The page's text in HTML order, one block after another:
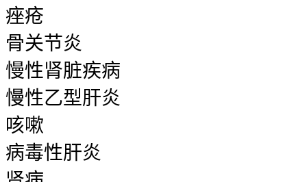
痤疮
骨关节炎
慢性肾脏疾病
慢性乙型肝炎
咳嗽
病毒性肝炎